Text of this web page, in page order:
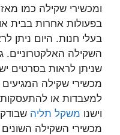
ומכשירי שקילה כמו
בפעולות אחרות בבית
בעלי חנות. היום ניתן
השקילה
שניתן לראות בסרטים
מכשירי שקילה
למעבדות או
וישנו משקל תליה
מכשירי השקילה